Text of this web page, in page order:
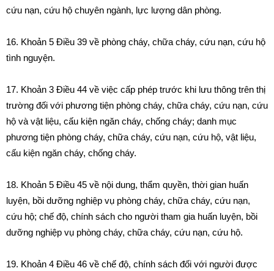
cứu nạn, cứu hộ chuyên ngành, lực lượng dân phòng.
16. Khoản 5 Điều 39 về phòng cháy, chữa cháy, cứu nạn, cứu hộ
tình nguyện.
17. Khoản 3 Điều 44 về việc cấp phép trước khi lưu thông trên thị
trường đối với phương tiện phòng cháy, chữa cháy, cứu nạn, cứu
hộ và vật liệu, cấu kiện ngăn cháy, chống cháy; danh mục
phương tiện phòng cháy, chữa cháy, cứu nạn, cứu hộ, vật liệu,
cấu kiện ngăn cháy, chống cháy.
18. Khoản 5 Điều 45 về nội dung, thẩm quyền, thời gian huấn
luyện, bồi dưỡng nghiệp vụ phòng cháy, chữa cháy, cứu nạn,
cứu hộ; chế độ, chính sách cho người tham gia huấn luyện, bồi
dưỡng nghiệp vụ phòng cháy, chữa cháy, cứu nạn, cứu hộ.
19. Khoản 4 Điều 46 về chế độ, chính sách đối với người được